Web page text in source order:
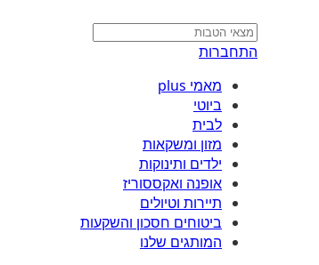
התחברות
מאמי plus
ביוטי
לבית
מזון ומשקאות
ילדים ותינוקות
אופנה ואקססוריז
תיירות וטיולים
ביטוחים חסכון והשקעות
המותגים שלנו